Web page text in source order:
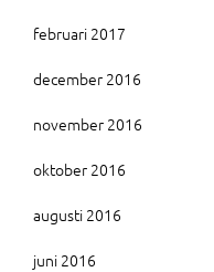
februari 2017
december 2016
november 2016
oktober 2016
augusti 2016
juni 2016